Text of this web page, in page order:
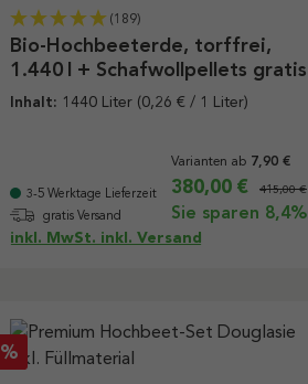
(189)
Bio-Hochbeeterde, torffrei,
1.440 l + Schafwollpellets gratis
Inhalt: 1440 Liter (0,26 € / 1 Liter)
3-5 Werktage Lieferzeit
gratis Versand
Varianten ab 7,90 €
380,00 € 415,00 €
Sie sparen 8,4%
inkl. MwSt. inkl. Versand
Rabatt
%